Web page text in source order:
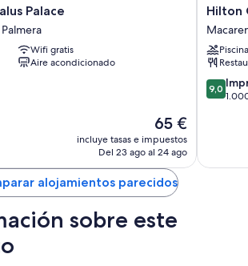
Palace
Wifi gratis
Aire acondicionado
El
precio
actual
de
65 €
65 €
incluye tasas e impuestos
Del 23 ago al 24 ago
Hilton
Garden
Inn
Sevilla
Norte
Hilton
Piscina
9.0
sobre
9,0
alojamientos parecidos
sobre este